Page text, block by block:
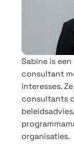
Sabine is
consultant
interesses.
consultants
organisaties.